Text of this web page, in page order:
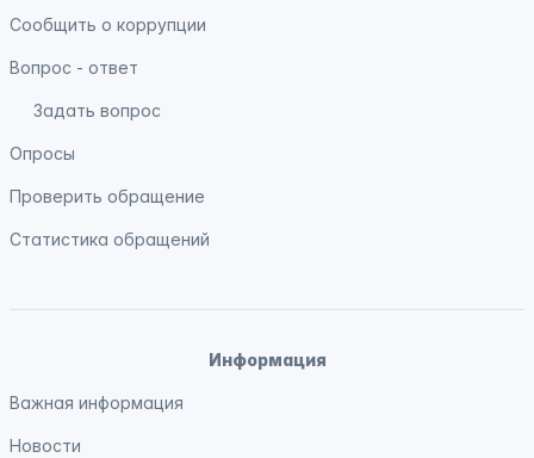
Сообщить о коррупции
Вопрос - ответ
Задать вопрос
Опросы
Проверить обращение
Статистика обращений
Информация
Важная информация
Новости